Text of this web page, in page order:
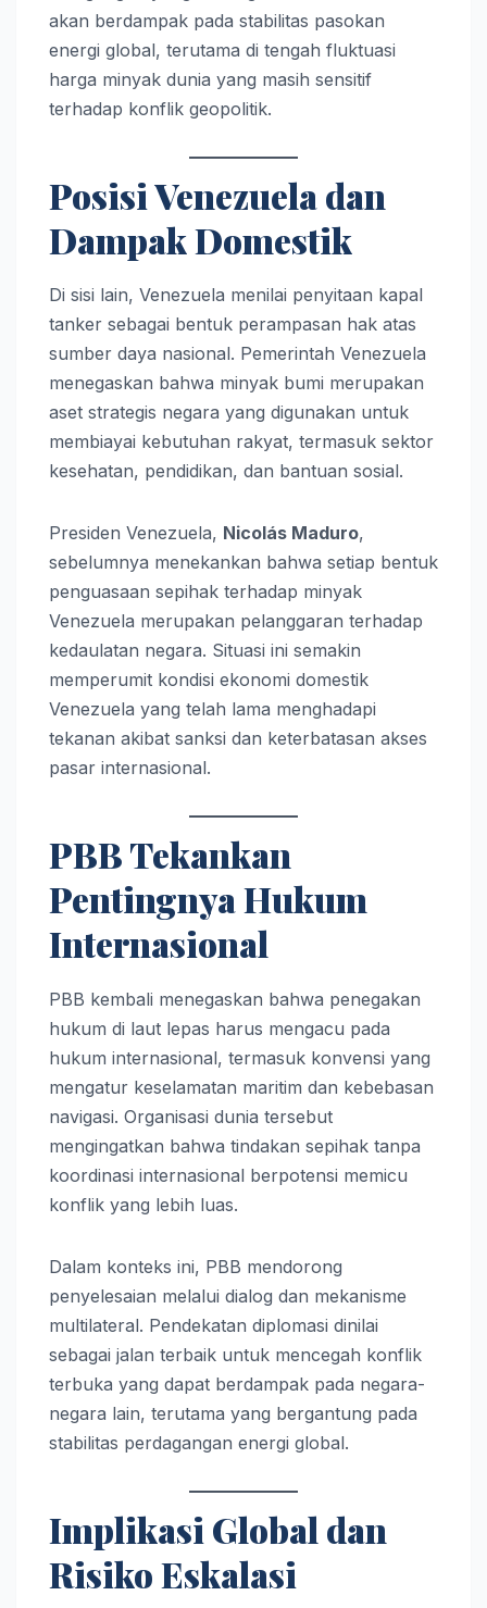
akan berdampak pada stabilitas pasokan
energi global, terutama di tengah fluktuasi
harga minyak dunia yang masih sensitif
terhadap konflik geopolitik.
Posisi Venezuela dan
Dampak Domestik
Di sisi lain, Venezuela menilai penyitaan kapal
tanker sebagai bentuk perampasan hak atas
sumber daya nasional. Pemerintah Venezuela
menegaskan bahwa minyak bumi merupakan
aset strategis negara yang digunakan untuk
membiayai kebutuhan rakyat, termasuk sektor
kesehatan, pendidikan, dan bantuan sosial.
Presiden Venezuela, Nicolás Maduro,
sebelumnya menekankan bahwa setiap bentuk
penguasaan sepihak terhadap minyak
Venezuela merupakan pelanggaran terhadap
kedaulatan negara. Situasi ini semakin
memperumit kondisi ekonomi domestik
Venezuela yang telah lama menghadapi
tekanan akibat sanksi dan keterbatasan akses
pasar internasional.
PBB Tekankan
Pentingnya Hukum
Internasional
PBB kembali menegaskan bahwa penegakan
hukum di laut lepas harus mengacu pada
hukum internasional, termasuk konvensi yang
mengatur keselamatan maritim dan kebebasan
navigasi. Organisasi dunia tersebut
mengingatkan bahwa tindakan sepihak tanpa
koordinasi internasional berpotensi memicu
konflik yang lebih luas.
Dalam konteks ini, PBB mendorong
penyelesaian melalui dialog dan mekanisme
multilateral. Pendekatan diplomasi dinilai
sebagai jalan terbaik untuk mencegah konflik
terbuka yang dapat berdampak pada negara-
negara lain, terutama yang bergantung pada
stabilitas perdagangan energi global.
Implikasi Global dan
Risiko Eskalasi